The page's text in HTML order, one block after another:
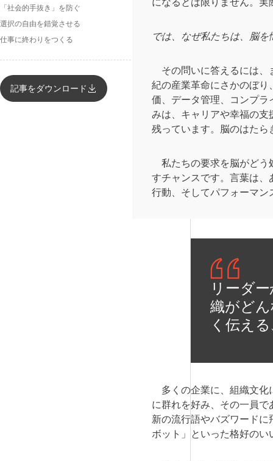
「社会的手抜き」を防ぐ
選択の自由を錯覚させる
仕事に終わりをつくる
記事をダウンロード
では、なぜ私たちは、脳
その問いに答えるには、
紀の産業革命にさかのぼ
価、データ管理、コンプ
みは、キャリアや幸福の
残っています。脳のはた
私たちの要求を脳がどう
すチャンスです。言葉は
行動、そしてパフォーマ
リーダ
織がど
く伝え
多くの企業に、組織文化
に群れを好み、その一員
新の流行語やバズワード
ボット」といった格好の